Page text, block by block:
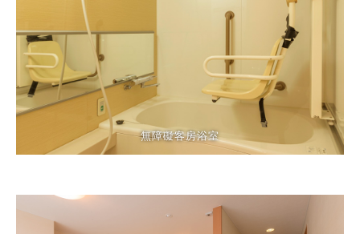
無障礙客房浴室